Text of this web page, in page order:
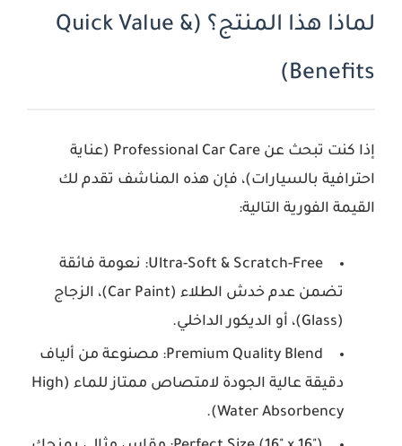
لماذا هذا المنتج؟ (Quick Value &
Benefits)
إذا كنت تبحث عن Professional Car Care (عناية
احترافية بالسيارات)، فإن هذه المناشف تقدم لك
القيمة الفورية التالية:
Ultra-Soft & Scratch-Free:
نعومة فائقة
تضمن عدم خدش الطلاء (Car Paint)، الزجاج
(Glass)، أو الديكور الداخلي.
Premium Quality Blend: مصنوعة من ألياف
دقيقة عالية الجودة لامتصاص ممتاز للماء (High
Water Absorbency).